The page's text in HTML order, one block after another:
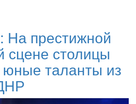
На престижной
сцене столицы
юные таланты из